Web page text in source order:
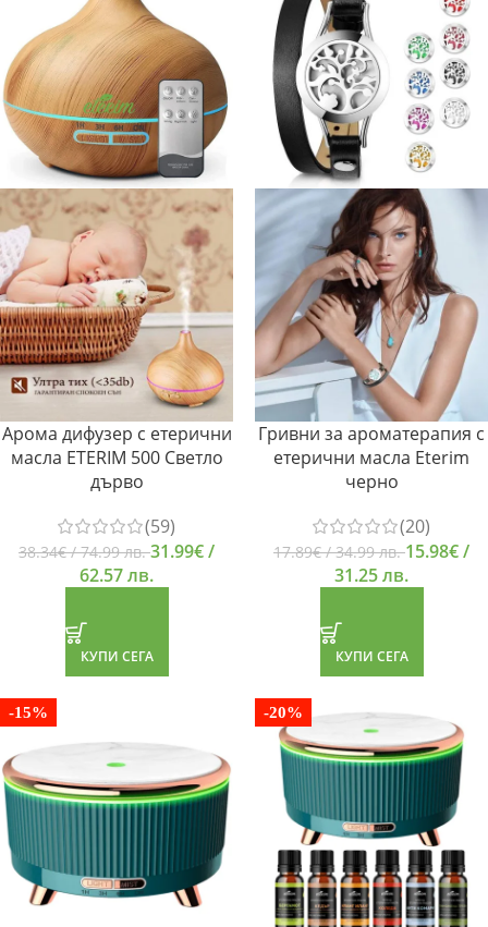
Арома дифузер с етерични
масла ETERIM 500 Светло
дърво
(59)
38.34€/ 74.99 лв.31.99€/
62.57 лв.
КУПИ СЕГА
Гривни за ароматерапия с
етерични масла Eterim
черно
(20)
17.89€/ 34.99 лв.15.98€/
31.25 лв.
КУПИ СЕГА
-15% -20%